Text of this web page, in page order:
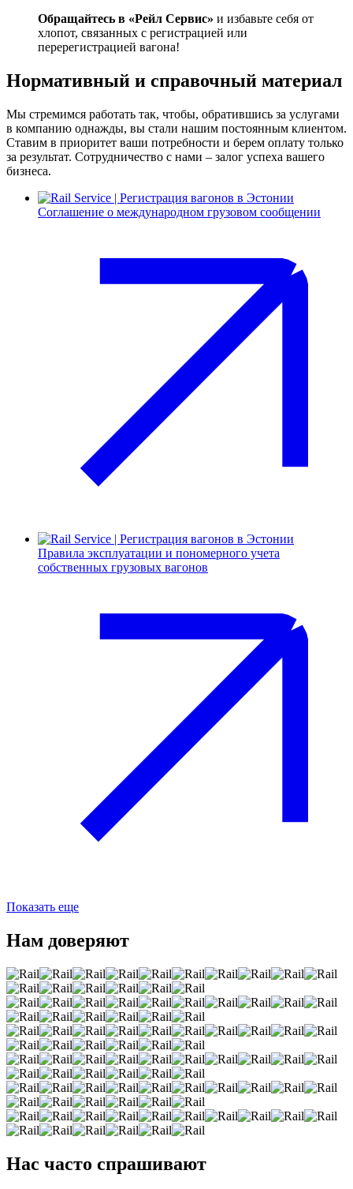
Обращайтесь в «Рейл Сервис» и избавьте себя от
хлопот, связанных с регистрацией или
перерегистрацией вагона!
Нормативный и справочный материал
Мы стремимся работать так, чтобы, обратившись за услугами
в компанию однажды, вы стали нашим постоянным клиентом.
Ставим в приоритет ваши потребности и берем оплату только
за результат. Сотрудничество с нами – залог успеха вашего
бизнеса.
Соглашение о международном грузовом сообщении
Правила эксплуатации и пономерного учета
собственных грузовых вагонов
Показать еще
Нам доверяют
Нас часто спрашивают